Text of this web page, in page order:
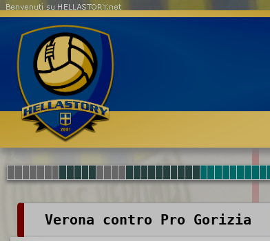
Benvenuti su HELLASTORY.net
Verona contro Pro Gorizia